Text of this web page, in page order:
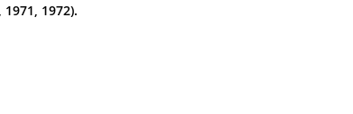
100
1972).